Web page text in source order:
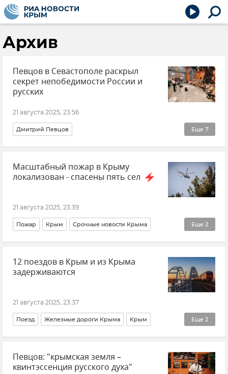
Архив
Певцов в Севастополе раскрыл
секрет непобедимости России и
русских
21 августа 2025, 23:56
Еще 7
Дмитрий Певцов
Молодежный историко-культурный форум "Истоки"
Херсонес Новый Херсонес Крым
Масштабный пожар в Крыму
локализован - спасены пять сел
21 августа 2025, 23:39
Еще 2
Пожар Крым Срочные новости Крыма
Новости Крыма ГУ МЧС РФ по Республике Крым
12 поездов в Крым и из Крыма
задерживаются
21 августа 2025, 23:37
Еще 2
Поезд Железные дороги Крыма Крым
Новости Крыма Транспорт
Певцов: "крымская земля –
квинтэссенция русского духа"